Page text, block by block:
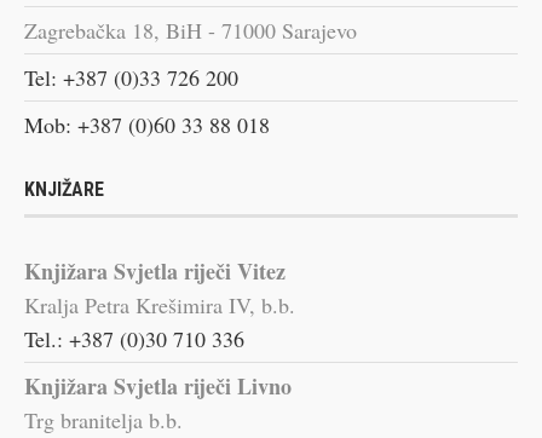
Zagrebačka 18, BiH - 71000 Sarajevo
Tel: +387 (0)33 726 200
Mob: +387 (0)60 33 88 018
KNJIŽARE
Knjižara Svjetla riječi Vitez
Kralja Petra Krešimira IV, b.b.
Tel.: +387 (0)30 710 336
Knjižara Svjetla riječi Livno
Trg branitelja b.b.